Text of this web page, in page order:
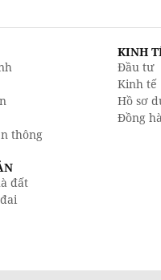
thông
KINH
Đầu tư
Kinh tế
Hồ sơ
Đồng
đất